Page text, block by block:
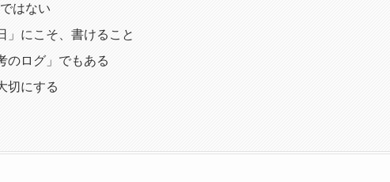
はない
」にこそ、書けること
のログ」でもある
切にする